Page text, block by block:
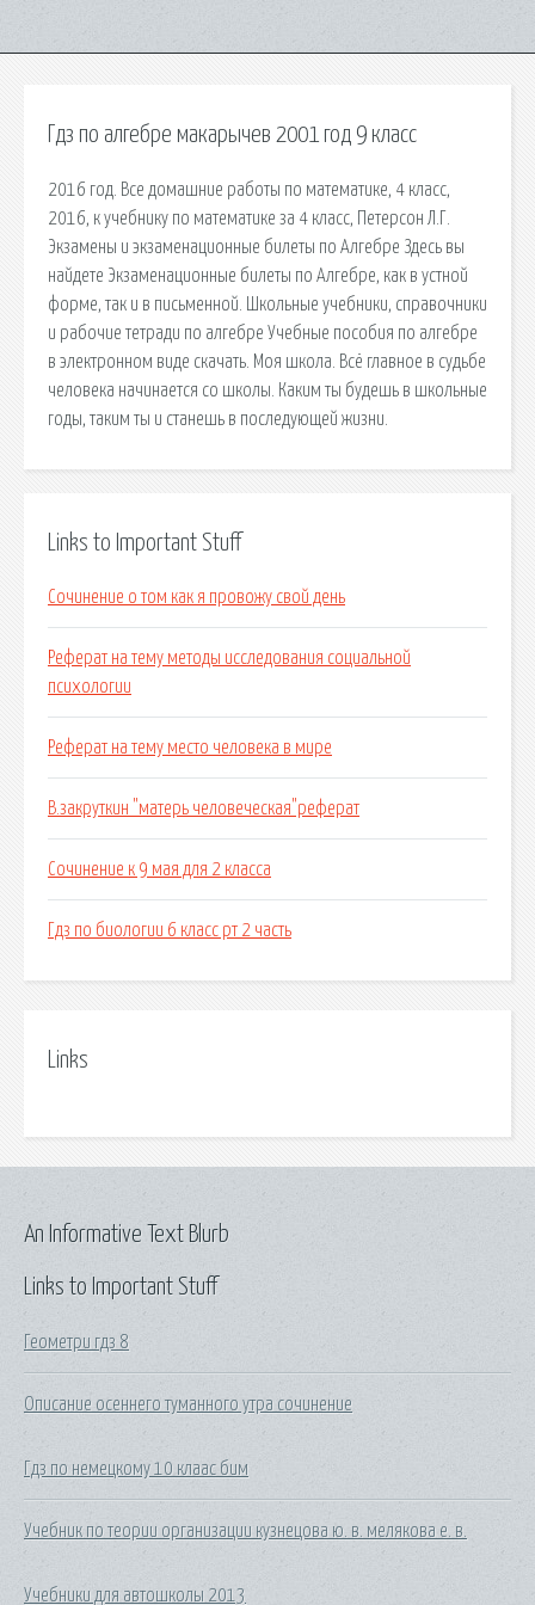
Гдз по алгебре макарычев 2001 год 9 класс
2016 год. Все домашние работы по математике, 4 класс,
2016, к учебнику по математике за 4 класс, Петерсон Л.Г.
Экзамены и экзаменационные билеты по Алгебре Здесь вы
найдете Экзаменационные билеты по Алгебре, как в устной
форме, так и в письменной. Школьные учебники, справочники
и рабочие тетради по алгебре Учебные пособия по алгебре
в электронном виде скачать. Моя школа. Всё главное в судьбе
человека начинается со школы. Каким ты будешь в школьные
годы, таким ты и станешь в последующей жизни.
Links to Important Stuff
Сочинение о том как я провожу свой день
Реферат на тему методы исследования социальной
психологии
Реферат на тему место человека в мире
В.закруткин "матерь человеческая"реферат
Сочинение к 9 мая для 2 класса
Гдз по биологии 6 класс рт 2 часть
Links
Links to Important Stuff
Геометри гдз 8
Описание осеннего туманного утра сочинение
Гдз по немецкому 10 клаас бим
Учебник по теории организации кузнецова ю. в. мелякова е. в.
Учебники для автошколы 2013
An Informative Text Blurb